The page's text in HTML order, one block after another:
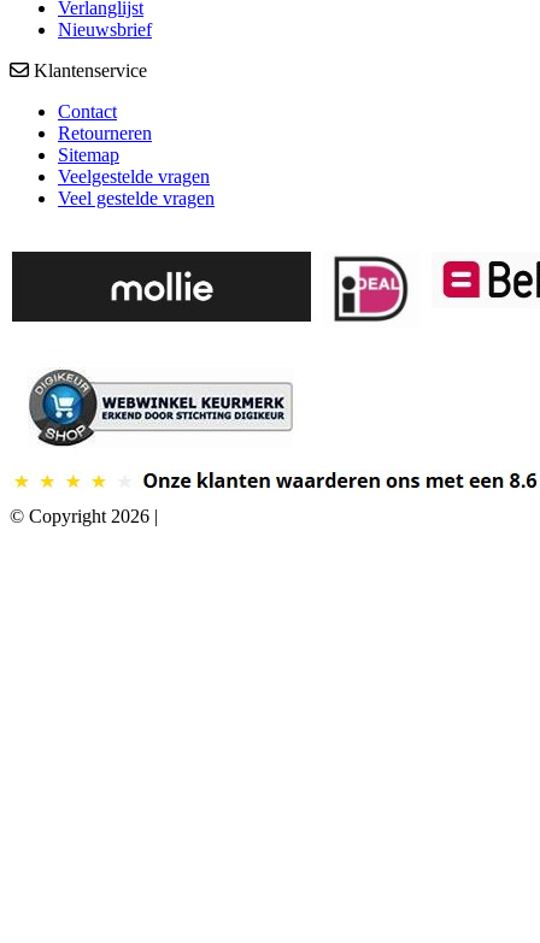
Verlanglijst
Nieuwsbrief
Klantenservice
Contact
Retourneren
Sitemap
Veelgestelde vragen
Veel gestelde vragen
© Copyright 2026 |